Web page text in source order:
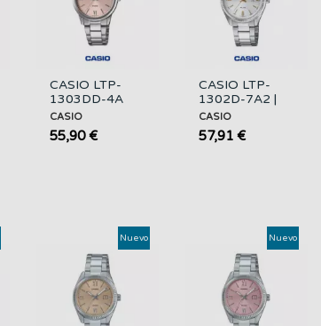
CASIO LTP-
1303DD-4A
Reloj Analógico
Mujer con
Correa de
CASIO
55,90 €
CASIO LTP-
1302D-7A2 |
Reloj Mujer
Plateado 50M
con Fecha
CASIO
57,91 €
Nuevo Nuevo